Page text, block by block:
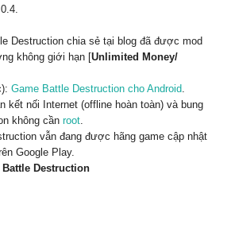
Destruction chia sẻ tại blog đã được mod
không giới hạn [Unlimited Money/
Game Battle Destruction cho Android.
kết nối Internet (offline hoàn toàn) và bung
không cần root.
vẫn đang được hãng game cập nhật
Google Play.
Destruction